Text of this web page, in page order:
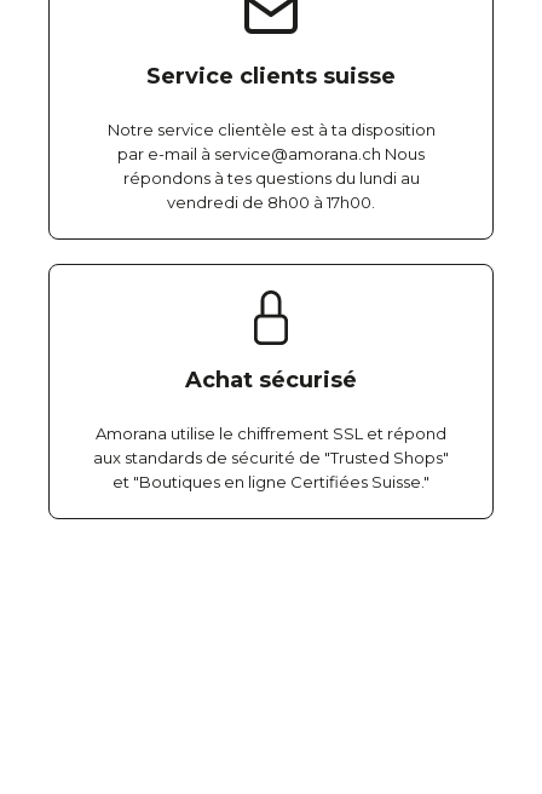
Service clients suisse
Notre service clientèle est à ta disposition
par e-mail à service@amorana.ch Nous
répondons à tes questions du lundi au
vendredi de 8h00 à 17h00.
Achat sécurisé
Amorana utilise le chiffrement SSL et répond
aux standards de sécurité de "Trusted Shops"
et "Boutiques en ligne Certifiées Suisse."